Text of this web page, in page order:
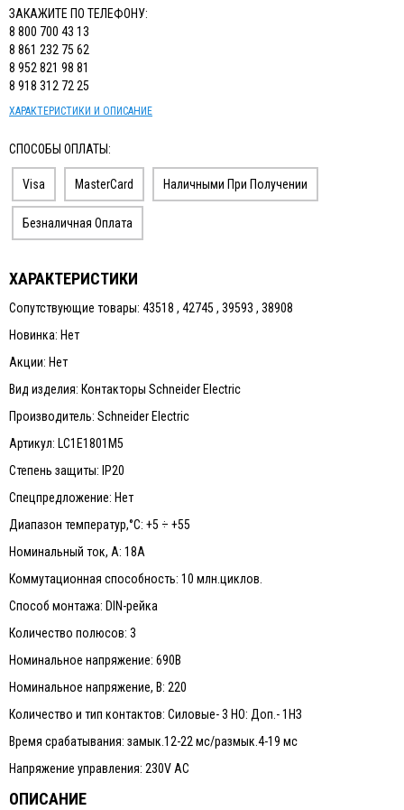
ИЗМЕРИТЕЛЬНЫЙ ИНСТРУМЕНТ
ТЕРМОМЕТРЫ, ГИГРОМЕТРЫ ВИТ
КАБЕЛЬ И КАБЕЛЕНЕСУЩИЕ СИСТЕМЫ
ЗАКАЖИТЕ ПО ТЕЛЕФОНУ:
8 800 700 43 13
8 861 232 75 62
8 952 821 98 81
8 918 312 72 25
ХАРАКТЕРИСТИКИ И ОПИСАНИЕ
СПОСОБЫ ОПЛАТЫ:
Visa MasterCard Наличными При Получении
Безналичная Оплата
ХАРАКТЕРИСТИКИ
Сопутствующие товары: 43518 , 42745 , 39593 , 38908
Новинка: Нет
Акции: Нет
Вид изделия: Контакторы Schneider Electric
Производитель: Schneider Electric
Артикул: LC1E1801М5
Степень защиты: IP20
Спецпредложение: Нет
Диапазон температур,°С: +5 ÷ +55
Номинальный ток, А: 18А
Коммутационная способность: 10 млн.циклов.
Способ монтажа: DIN-рейка
Количество полюсов: 3
Номинальное напряжение: 690В
Номинальное напряжение, В: 220
Количество и тип контактов: Силовые- 3 НО: Доп.- 1НЗ
Время срабатывания: замык.12-22 мс/размык.4-19 мс
Напряжение управления: 230V AC
ОПИСАНИЕ